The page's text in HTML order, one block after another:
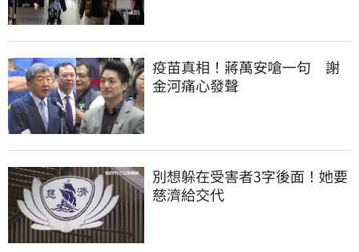
疫苗真相！蔣萬安嗆一句　謝
金河痛心發聲
別想躲在受害者3字後面！她要
慈濟給交代